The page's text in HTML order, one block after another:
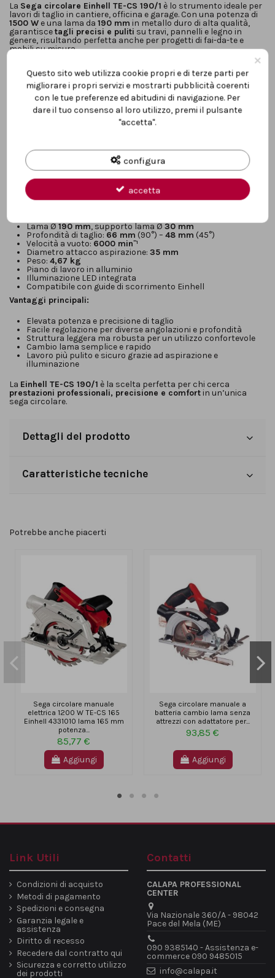
La Sega circolare Einhell TE-CS 190/1 è lo strumento ideale per
lavori di taglio in cantiere, officina e garage. Con una potenza di
1500 W e una lama da 190 mm in metallo duro di alta qualità,
garantiscetagli precisi e puliti su travi, pannelli e legno in
genere, risultando perfetta anche per progetti di fai-da-te e
mobili su misura.
dell’angolo di inclinazione, si adatta facilmente a diverse
lavorazioni, rendendola adatta sia a professionisti che
principianti. Ilblocco del mandrinoconsente un cambio lama
veloce e sicuro, senza complicazioni.
Il piano di lavoro, realizzato inalluminio robusto ma leggero
assicura stabilità e maneggevolezza, mentre il
Per un ambiente di lavoro più ordinato, la sega è dotata di
adattatore per aspirapolvere
e di un sistema di
illuminazione
per una visibilità ottimale della linea di taglio. È inoltre
compatibile con tutte leguide di scorrimento Einhell, offrendo
ancora più precisione nelle lavorazioni.
Caratteristiche tecniche principali:
Lama Ø190 mm, supporto lama Ø30 mm
Profondità di taglio: 66 mm (90°) – 48 mm (45°)
Velocità a vuoto: 6000 min⁻¹
Diametro attacco aspirazione: 35 mm
Peso: 4,67 kg
Piano di lavoro in alluminio
Illuminazione LED integrata
Compatibile con guide di scorrimento Einhell
Vantaggi principali:
Elevata potenza e precisione di taglio
Facile regolazione per diverse angolazioni e profondità
Struttura leggera ma robusta per un utilizzo confortevole
Cambio lama semplice e rapido
Lavoro più pulito e sicuro grazie ad aspirazione e
illuminazione
La Einhell TE-CS 190/1 è la scelta perfetta per chi cerca
prestazioni professionali, precisione e comfort in un’unica
sega circolare.
Dettagli del prodotto
Caratteristiche tecniche
Potrebbe anche piacerti
Sega circolare manuale
elettrica 1200 W TE-CS 165
Einhell 4331010 lama 165 mm
potenza...
85,77 €
Aggiungi
Sega circolare manuale a
batteria cambio lama senza
attrezzi con adattatore per...
93,85 €
Aggiungi
Link Utili
Condizioni di acquisto
Metodi di pagamento
Spedizioni e consegna
Garanzia legale e
assistenza
Diritto di recesso
Recedere dal contratto qui
Sicurezza e corretto utilizzo
dei prodotti
Contatti
CALAPA PROFESSIONAL
CENTER
Via Nazionale 360/A - 98042
Pace del Mela (ME)
090 9385140 - Assistenza e-
commerce 090 9485015
info@calapa.it
×
Questo sito web utilizza cookie propri e di terze parti per
migliorare i propri servizi e mostrarti pubblicità coerenti
con le tue preferenze ed abitudini di navigazione. Per
dare il tuo consenso al loro utilizzo, premi il pulsante
"accetta".
configura
accetta